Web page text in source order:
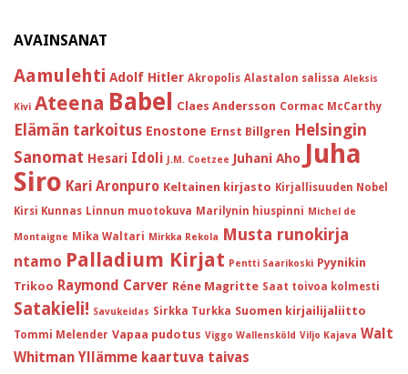
AVAINSANAT
Aamulehti Adolf Hitler Akropolis Alastalon salissa Aleksis
Kivi Ateena Babel Claes Andersson Cormac McCarthy
Elämän tarkoitus Enostone Ernst Billgren Helsingin
Sanomat Hesari Idoli J.M. Coetzee Juhani Aho Juha
Siro Kari Aronpuro Keltainen kirjasto Kirjallisuuden Nobel
Kirsi Kunnas Linnun muotokuva Marilynin hiuspinni Michel de
Montaigne Mika Waltari Mirkka Rekola Musta runokirja
ntamo Palladium Kirjat Pentti Saarikoski Pyynikin
Trikoo Raymond Carver Réne Magritte Saat toivoa kolmesti
Satakieli! Savukeidas Sirkka Turkka Suomen kirjailijaliitto
Tommi Melender Vapaa pudotus Viggo Wallensköld Viljo Kajava Walt
Whitman Yllämme kaartuva taivas